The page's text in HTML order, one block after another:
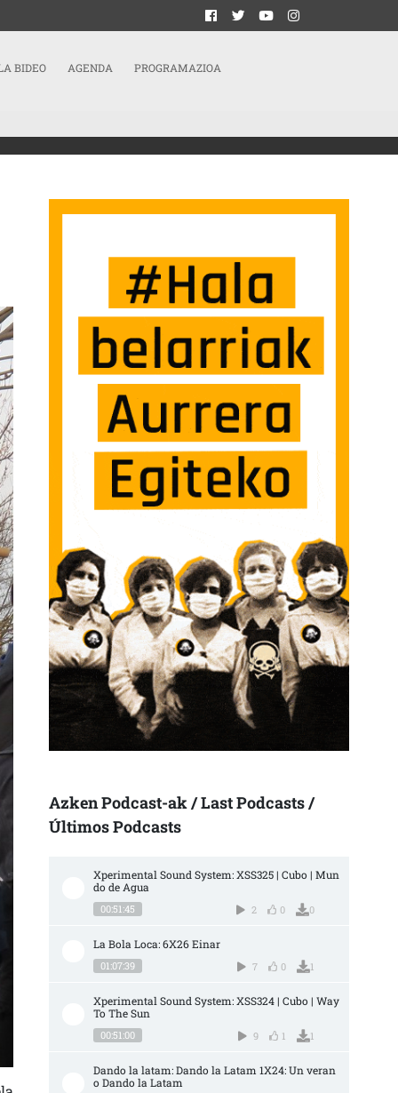
BIDEO AGENDA PROGRAMAZIOA
Azken Podcast-ak / Last Podcasts /
Últimos Podcasts
Xperimental Sound System: XSS325 | Cubo | Mun
do de Agua
00:51:45 2 0 0
La Bola Loca: 6X26 Einar
01:07:39 7 0 1
Xperimental Sound System: XSS324 | Cubo | Way
To The Sun
00:51:00 9 1 1
Dando la latam: Dando la Latam 1X24: Un veran
o Dando la Latam